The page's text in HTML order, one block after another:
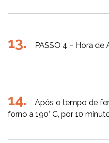
PASSO 4 – Hora de
Após o tempo de
forno a 190° C, por 10